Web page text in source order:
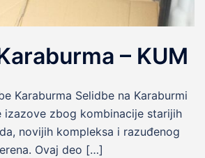
– KUM
Karaburma Selidbe na Karaburmi
izazove zbog kombinacije starijih
novijih kompleksa i razuđenog
Ovaj deo […]